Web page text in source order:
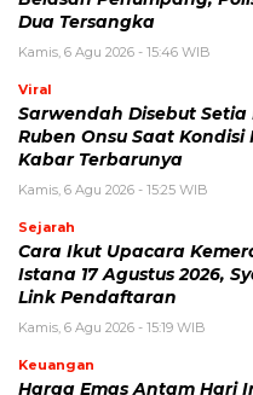
untuk komentar saya
Kamis, 6 Agustus 2026 - 15:46 WIB
Kecelakaan Bus ALS
Polisi Tetapkan Dua
Sarwendah Disebut